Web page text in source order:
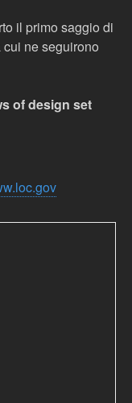
il primo saggio di
ne seguirono
of design set